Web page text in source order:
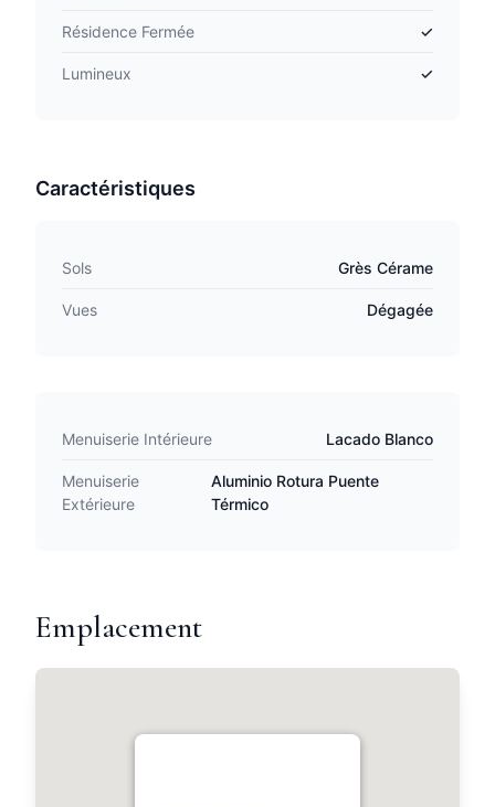
Résidence Fermée ✓
Lumineux ✓
Caractéristiques
Sols Grès Cérame
Vues Dégagée
Menuiserie Intérieure Lacado Blanco
Menuiserie
Extérieure
Aluminio Rotura Puente
Térmico
Emplacement